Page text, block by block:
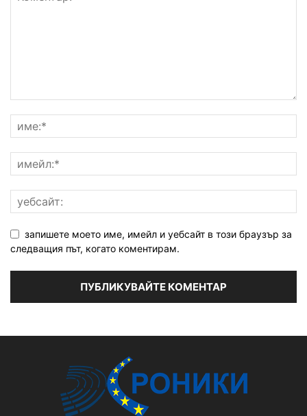
запишете моето име, имейл и уебсайт в този браузър за
следващия път, когато коментирам.